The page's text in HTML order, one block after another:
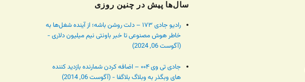
سال‌ها پیش در چنین روزی
رادیو جادی ۱۷۳ – دلت روشن باشه؛ از آینده شغل‌ها به
خاطر هوش مصنوعی تا خبر باونتی نیم میلیون دلاری -
(آگوست 06, 2024)
جادی تی وی ۰۰۴ – اضافه کردن شمارنده بازدید کننده
های وبگذر به وبلاگ بلاگفا - (آگوست 06, 2014)